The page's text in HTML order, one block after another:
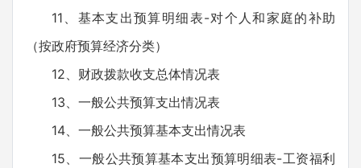
11、基本支出预算明细表-对个人和家庭的补助
（按政府预算经济分类）
12、财政拨款收支总体情况表
13、一般公共预算支出情况表
14、一般公共预算基本支出情况表
15、一般公共预算基本支出预算明细表-工资福利